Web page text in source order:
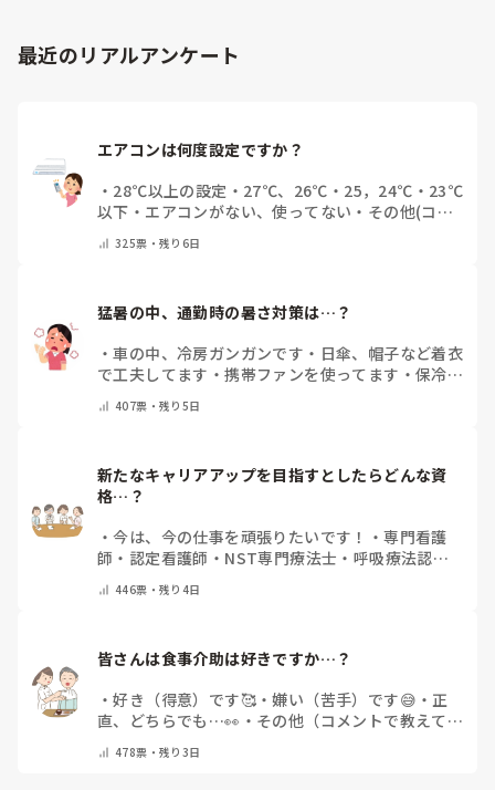
最近のリアルアンケート
エアコンは何度設定ですか？
・ 28℃以上の設定 ・ 27℃、26℃ ・ 25，24℃ ・ 23℃
以下 ・ エアコンがない、使ってない ・ その他(コメ
325票・残り6日
猛暑の中、通勤時の暑さ対策は…？
・車の中、冷房ガンガンです ・ 日傘、帽子など着衣
で工夫してます ・携帯ファンを使ってます ・ 保冷剤
ん ・その他（コメントで教えて下さい）
407票・残り5日
新たなキャリアアップを目指すとしたらどんな資
格…？
・今は、今の仕事を頑張りたいです！ ・専門看護
師 ・ 認定看護師 ・ NST専門療法士 ・ 呼吸療法認定
内視鏡技師・その他(コメントで教えて下さい)
446票・残り4日
皆さんは食事介助は好きですか…？
・好き（得意）です🥰・嫌い（苦手）です😅 ・ 正
直、どちらでも…👀 ・ その他（コメントで教えてく
478票・残り3日